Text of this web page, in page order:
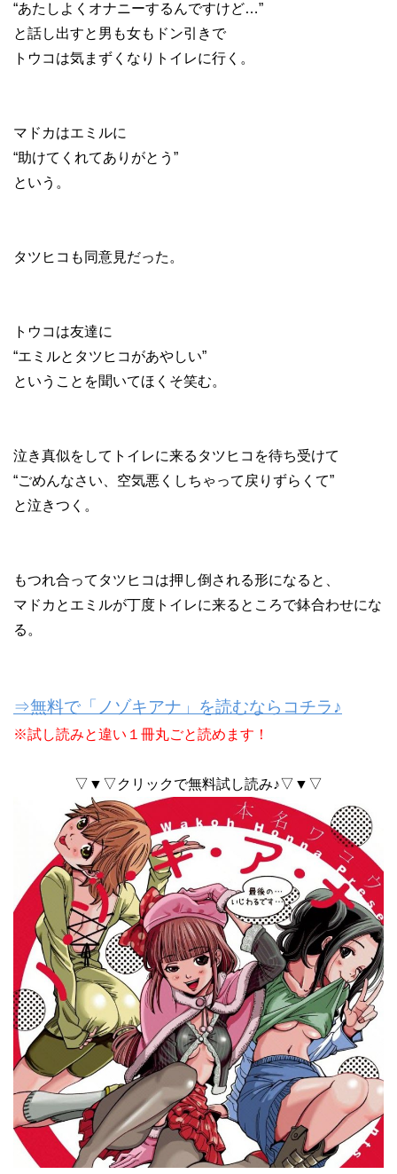
“あたしよくオナニーするんですけど…”
と話し出すと男も女もドン引きで
トウコは気まずくなりトイレに行く。
マドカはエミルに
“助けてくれてありがとう”
という。
タツヒコも同意見だった。
トウコは友達に
“エミルとタツヒコがあやしい”
ということを聞いてほくそ笑む。
泣き真似をしてトイレに来るタツヒコを待ち受けて
“ごめんなさい、空気悪くしちゃって戻りずらくて”
と泣きつく。
もつれ合ってタツヒコは押し倒される形になると、
マドカとエミルが丁度トイレに来るところで鉢合わせにな
る。
⇒無料で「ノゾキアナ」を読むならコチラ♪
※試し読みと違い１冊丸ごと読めます！
▽▼▽クリックで無料試し読み♪▽▼▽